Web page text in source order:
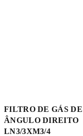
FILTRO DE GÁS DE
ÂNGULO DIREITO
LN3/3XM3/4